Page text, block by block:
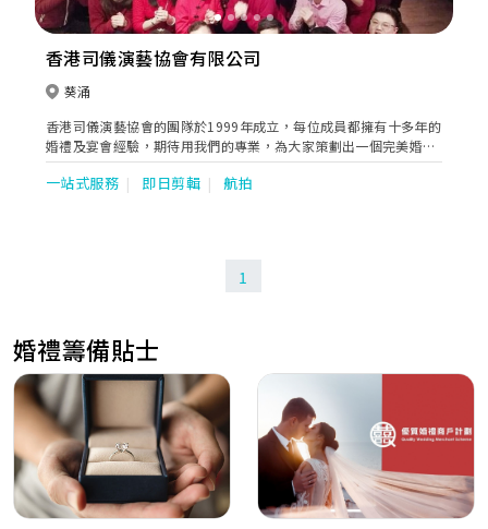
香港司儀演藝協會有限公司
葵涌
香港司儀演藝協會的團隊於1999年成立，每位成員都擁有十多年的
婚禮及宴會經驗，期待用我們的專業，為大家策劃出一個完美婚禮
及宴會。我們通過ISO 9001:2008 國際質量管理體系及培訓認證，
成為業界首間獲頒發國際級專業水平認可證書協會。
一站式服務 即日剪輯 航拍
1
婚禮籌備貼士